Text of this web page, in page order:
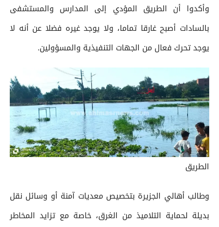
وأكدوا أن الطريق المؤدي إلى المدارس والمستشفى
بالسادات أصبح غارقا تماما، ولا يوجد غيره فضلا عن أنه لا
يوجد تحرك فعال من الجهات التنفيذية والمسؤولين.
الطريق
وطالب أهالي الجزيرة بتخصيص معديات آمنة أو وسائل نقل
بديلة لحماية التلاميذ من الغرق، خاصة مع تزايد المخاطر